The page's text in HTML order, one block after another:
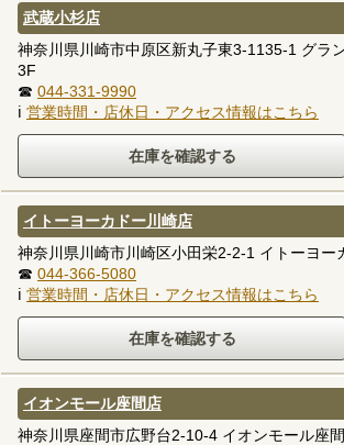
武蔵小杉店
神奈川県川崎市中原区新丸子東3-1135-1 グラ
3F
☎ 044-331-9990
ℹ 営業時間・店休日・アクセス情報はこちら
イトーヨーカドー川崎店
神奈川県川崎市川崎区小田栄2-2-1 イトーヨー
☎ 044-366-5080
ℹ 営業時間・店休日・アクセス情報はこちら
イオンモール座間店
神奈川県座間市広野台2-10-4 イオンモール座